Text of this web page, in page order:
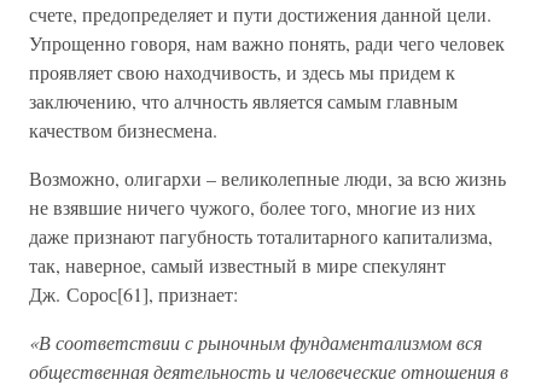
счете, предопределяет и пути достижения данной цели.
Упрощенно говоря, нам важно понять, ради чего человек
проявляет свою находчивость, и здесь мы придем к
заключению, что алчность является самым главным
качеством бизнесмена.
Возможно, олигархи – великолепные люди, за всю жизнь
не взявшие ничего чужого, более того, многие из них
даже признают пагубность тоталитарного капитализма,
так, наверное, самый известный в мире спекулянт
Дж. Сорос[61], признает:
«В соответствии с рыночным фундаментализмом вся
общественная деятельность и человеческие отношения в